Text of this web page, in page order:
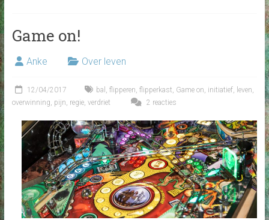
Game on!
Anke Over leven
12/04/2017 bal flipperen flipperkast Game on initiatief, leven
overwinning pijn regie, verdriet 2 reacties